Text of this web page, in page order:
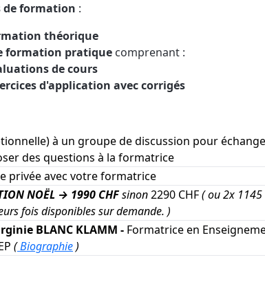
de formation :
théorique
formation pratique comprenant :
de cours
d'application avec corrigés
à un groupe de discussion pour
des questions à la formatrice
privée avec votre formatrice
NOËL → 1990 CHFsinon2290 CHF( ou 2x 1145
fois disponibles sur demande. )
BLANC KLAMM - Formatrice en
(Biographie)